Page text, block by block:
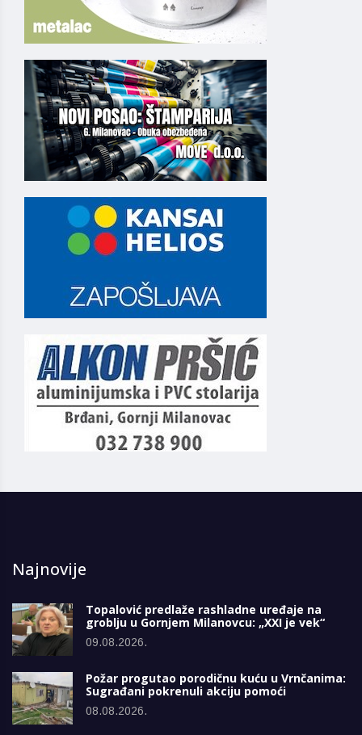
Najnovije
Topalović predlaže rashladne uređaje na
groblju u Gornjem Milanovcu: „XXI je vek“
09.08.2026.
Požar progutao porodičnu kuću u Vrnčanima:
Sugrađani pokrenuli akciju pomoći
08.08.2026.